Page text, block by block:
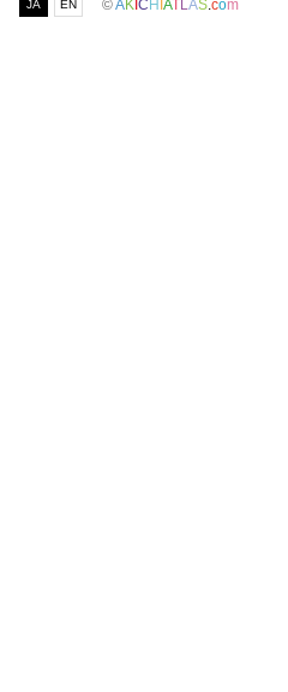
JA EN ©AKICHIATL AS com